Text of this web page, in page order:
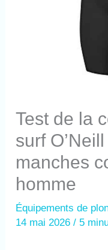
Test de la
surf
manches
homme
Équipements de
14 mai 2026/ 5